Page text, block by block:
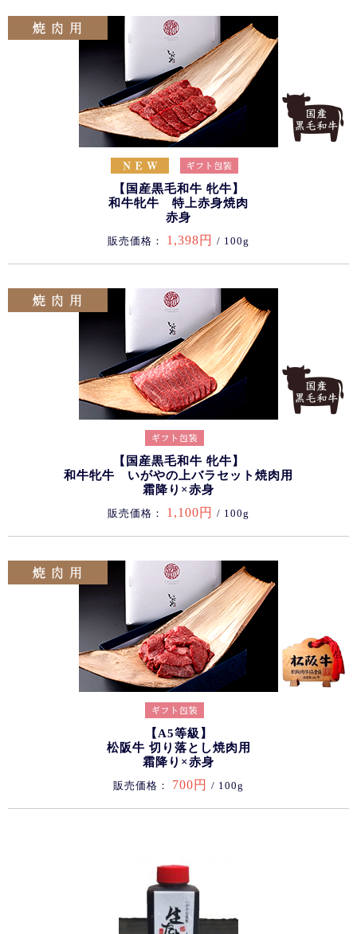
【国産黒毛和牛 牝牛】
和牛牝牛 特上赤身焼肉
赤身
販売価格： 1,398円 / 100g
【国産黒毛和牛 牝牛】
和牛牝牛 いがやの上バラセット焼肉用
霜降り×赤身
販売価格： 1,100円 / 100g
【A5等級】
松阪牛 切り落とし焼肉用
霜降り×赤身
販売価格： 700円 / 100g